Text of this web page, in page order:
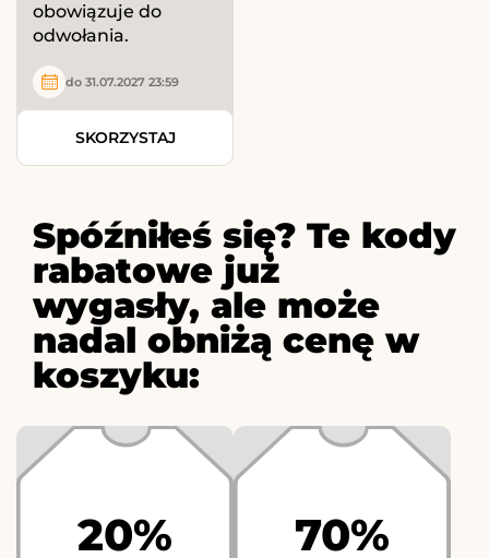
obowiązuje do
odwołania.
do 31.07.2027 23:59
SKORZYSTAJ
Spóźniłeś się? Te kody
rabatowe już
wygasły, ale może
nadal obniżą cenę w
koszyku:
20% 70%